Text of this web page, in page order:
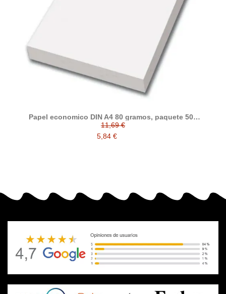
Papel economico DIN A4 80 gramos, paquete 500
folios
11,69 €
5,84 €